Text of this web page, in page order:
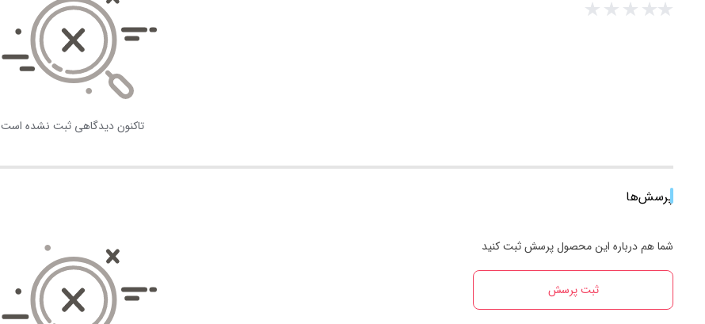
تاکنون دیدگاهی ثبت نشده است
پرسش‌ها
شما هم درباره این محصول پرسش ثبت کنید
ثبت پرسش